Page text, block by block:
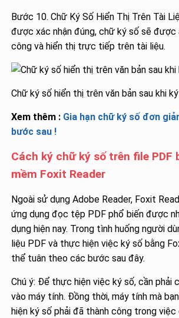
Bước 10. Chữ Ký Số Hiển Thị Trên Tài
được xác nhận đúng, chữ ký số sẽ được
công và hiển thị trực tiếp trên tài liệu.
Chữ ký số hiển thị trên văn bản sau khi
Xem thêm : Gia hạn chữ ký số đơn
bước sau !
Cách ký chữ ký số trên file PDF
mềm Foxit Reader
Ngoài sử dụng Adobe Reader, Foxit
ứng dụng đọc tệp PDF phổ biến được
dụng hiện nay. Trong tình huống người
liệu PDF và thực hiện việc ký số bằng
thể tuân theo các bước sau đây.
Chú ý: Để thực hiện việc ký số, cần phải
vào máy tính. Đồng thời, máy tính mà
hiện ký số phải đã thành công trong